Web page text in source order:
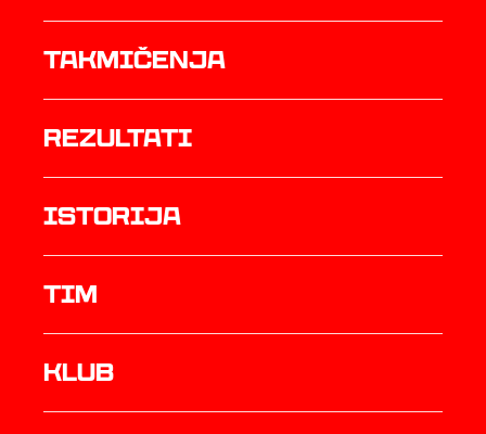
Takmičenja
rezultati
istorija
TIM
Klub